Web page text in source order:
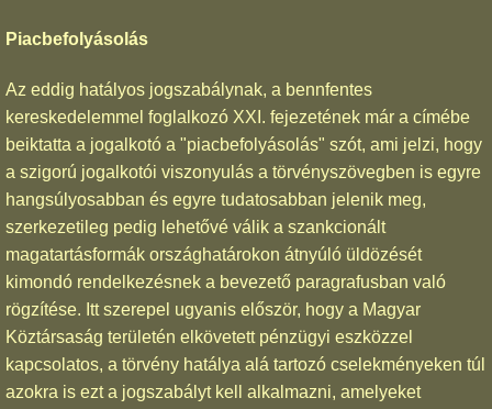
Piacbefolyásolás
Az eddig hatályos jogszabálynak, a bennfentes
kereskedelemmel foglalkozó XXI. fejezetének már a címébe
beiktatta a jogalkotó a "piacbefolyásolás" szót, ami jelzi, hogy
a szigorú jogalkotói viszonyulás a törvényszövegben is egyre
hangsúlyosabban és egyre tudatosabban jelenik meg,
szerkezetileg pedig lehetővé válik a szankcionált
magatartásformák országhatárokon átnyúló üldözését
kimondó rendelkezésnek a bevezető paragrafusban való
rögzítése. Itt szerepel ugyanis először, hogy a Magyar
Köztársaság területén elkövetett pénzügyi eszközzel
kapcsolatos, a törvény hatálya alá tartozó cselekményeken túl
azokra is ezt a jogszabályt kell alkalmazni, amelyeket